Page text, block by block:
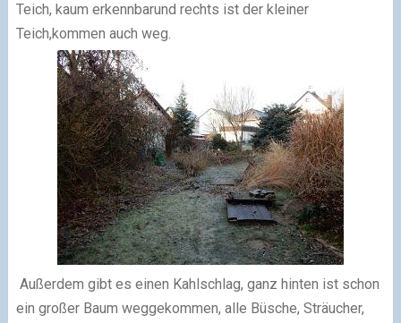
Teich, kaum erkennbarund rechts ist der kleiner
Teich,kommen auch weg.
Außerdem gibt es einen Kahlschlag, ganz hinten ist schon
ein großer Baum weggekommen, alle Büsche, Sträucher,